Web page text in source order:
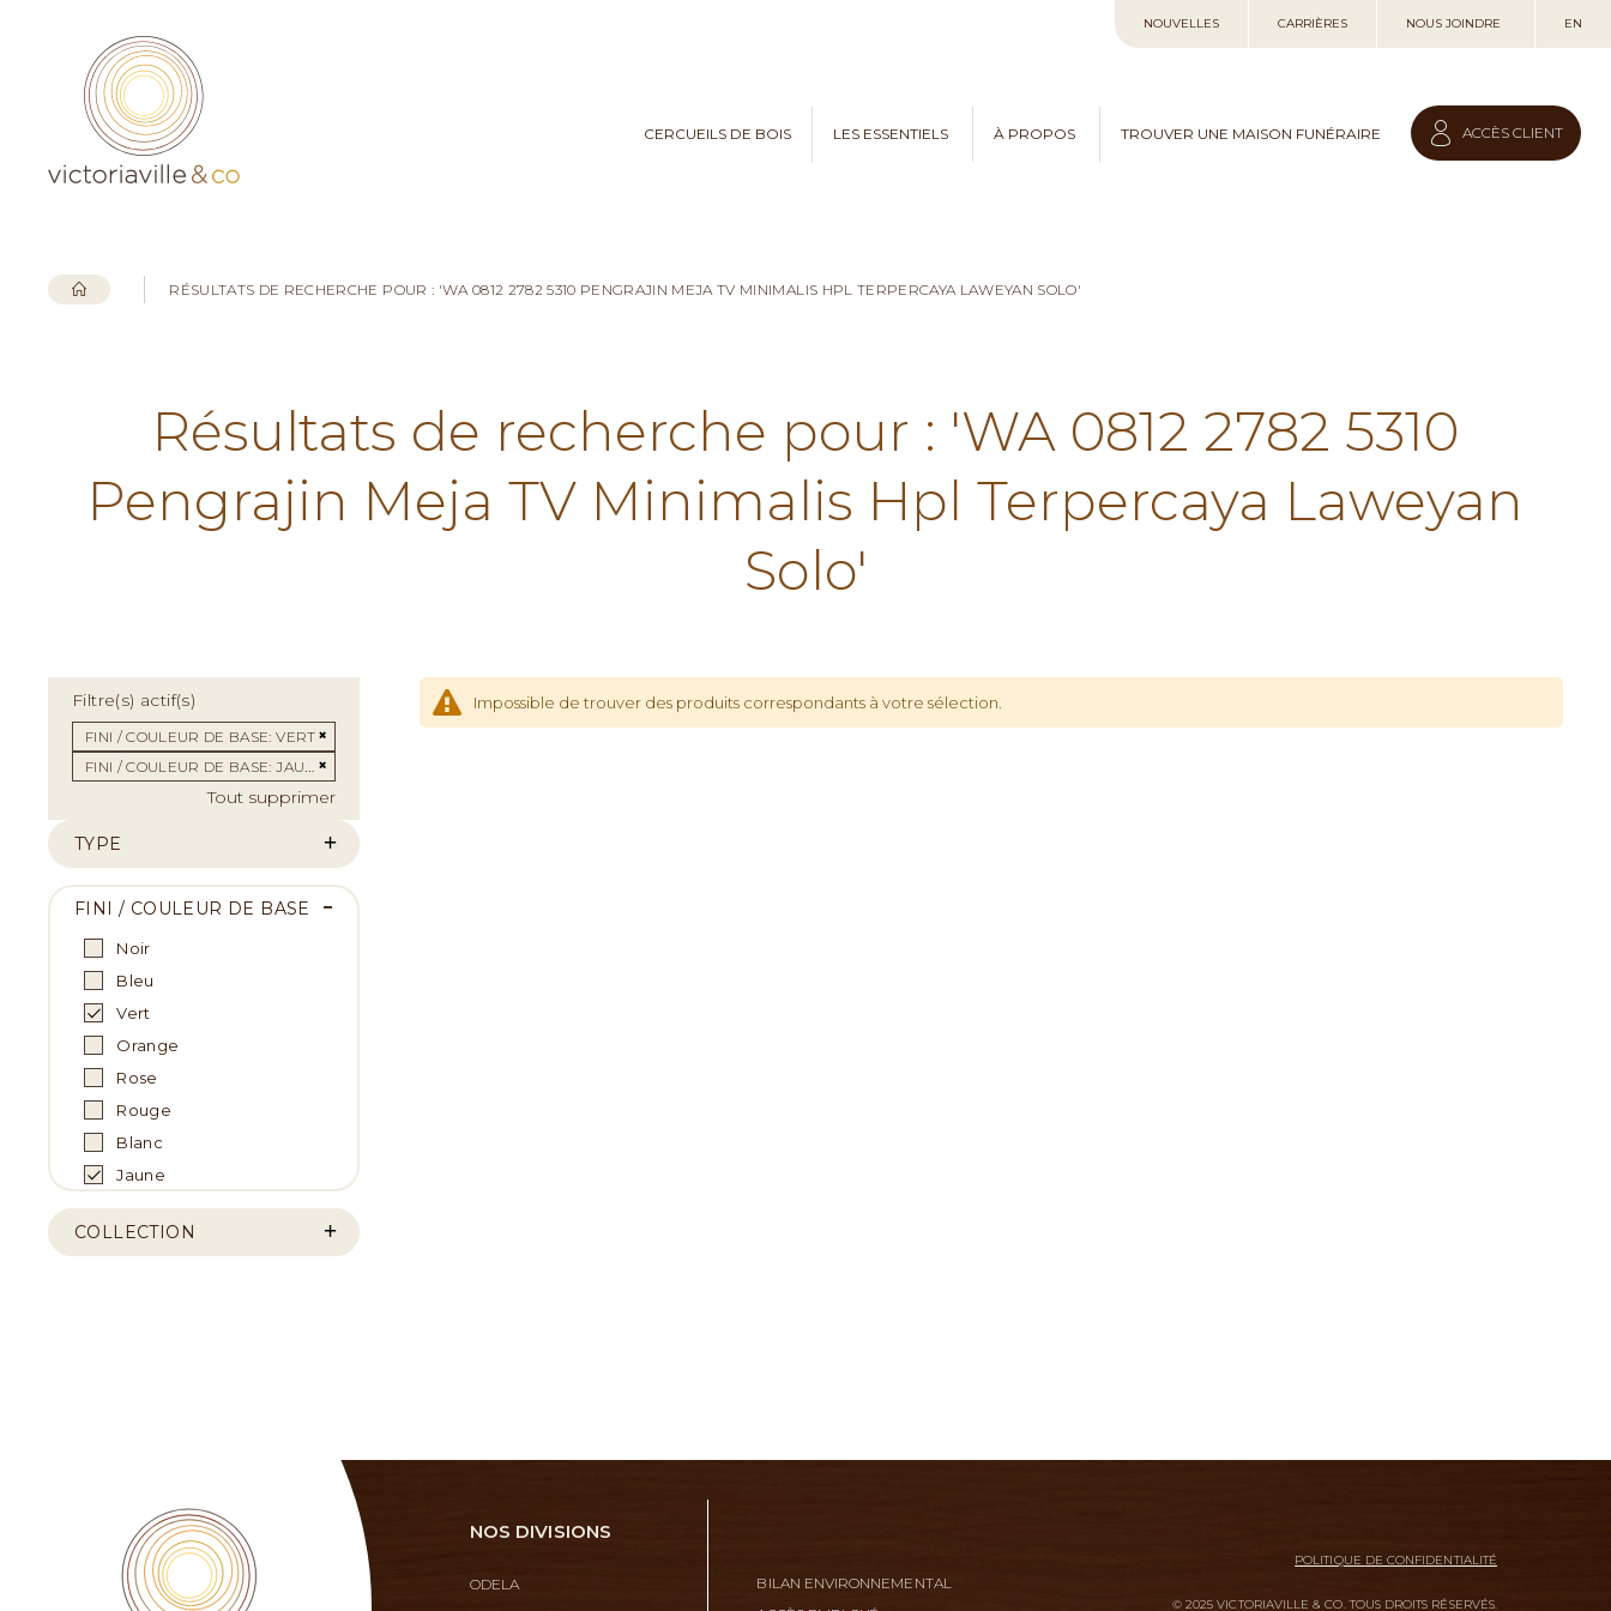
au
NOUVELLES CARRIÈRES NOUS JOINDRE EN
CERCUEILS DE BOIS LES ESSENTIELS À PROPOS TROUVER UNE MAISON FUNÉRAIRE ACCÈS CLIENT
RÉSULTATS DE RECHERCHE POUR : 'WA 0812 2782 5310 PENGRAJIN MEJA TV MINIMALIS HPL TERPERCAYA LAWEYAN SOLO'
Résultats de recherche pour : 'WA 0812 2782 5310
Pengrajin Meja TV Minimalis Hpl Terpercaya Laweyan
Solo'
Impossible de trouver des produits correspondants à votre sélection.
Filtre(s) actif(s)
FINI / COULEUR DE BASE VERT
Supprimer cet Élément
FINI / COULEUR DE BASE JAUNE
Tout supprimer
TYPE
FINI / COULEUR DE BASE
Noir
Bleu
Vert
Orange
Rose
Rouge
Blanc
Jaune
COLLECTION
NOS DIVISIONS
ODELA
BILAN ENVIRONNEMENTAL
POLITIQUE DE CONFIDENTIALITÉ
© 2025 VICTORIAVILLE & CO. TOUS DROITS RÉSERVÉS.